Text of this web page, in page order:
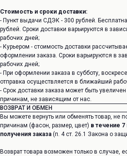
Стоимость и сроки доставки:
- Пункт выдачи СДЭК - 300 рублей.
рублей. Сроки доставки варьируются в
рабочих дней;
- Курьером - стоимость доставки
оформлении заказа. Сроки варьируются в
рабочих дней;
- При оформлении заказа в субботу,
отправка осуществляется в ближайший
- Срок доставки заказа может быть
причинам, не зависящим от нас.
ВОЗВРАТ И ОБМЕН
Вы можете вернуть или обменять товар, не
причинам (фасон, размер, цвет) в течение
получения заказа (п. 4 ст. 26.1 Закона о
Возврат товара возможен только в случае,